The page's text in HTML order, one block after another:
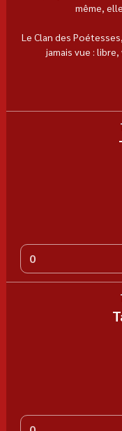
même,
Le Clan des
jamais vue :